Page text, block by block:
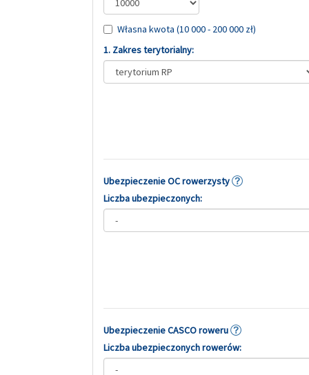
Własna kwota (10 000 - 200 000 zł)
1. Zakres terytorialny:
Ubezpieczenie OC rowerzysty
Liczba ubezpieczonych:
Ubezpieczenie CASCO roweru
Liczba ubezpieczonych rowerów: